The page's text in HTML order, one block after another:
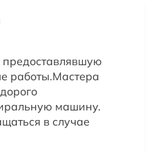
работы.Мастера
машину.
в случае